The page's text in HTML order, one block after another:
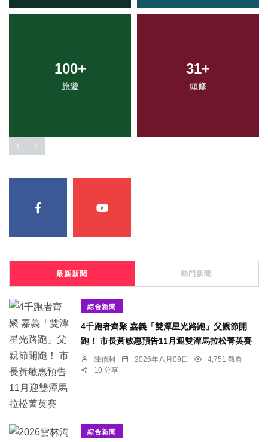
100+
旅遊
31+
頭條
最新新聞 熱門新聞
綜合新聞
4千跑者齊聚 嘉義「雙潭星光路跑」父親節開
跑！ 市長黃敏惠預告11月迎雙潭馬拉松菁英賽
陳信利 2026年八月09日
4,751 觀看
10 分享
綜合新聞